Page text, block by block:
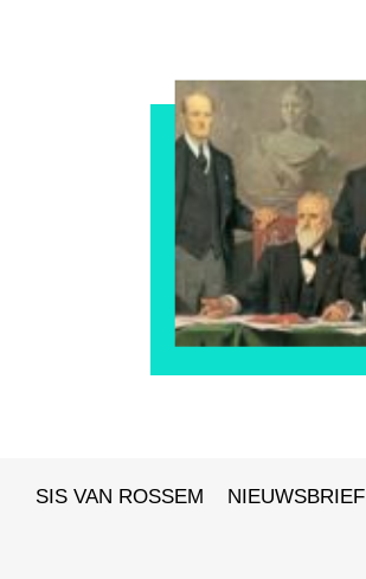
SIS VAN ROSSEM NIEUWSBRIEF